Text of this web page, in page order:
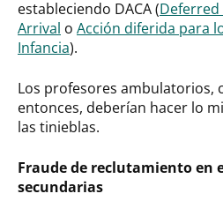
estableciendo DACA (
Arrival o Acción diferida para
Infancia).
Los profesores ambulatorios,
entonces, deberían hacer lo
las tinieblas.
Fraude de reclutamiento en
secundarias